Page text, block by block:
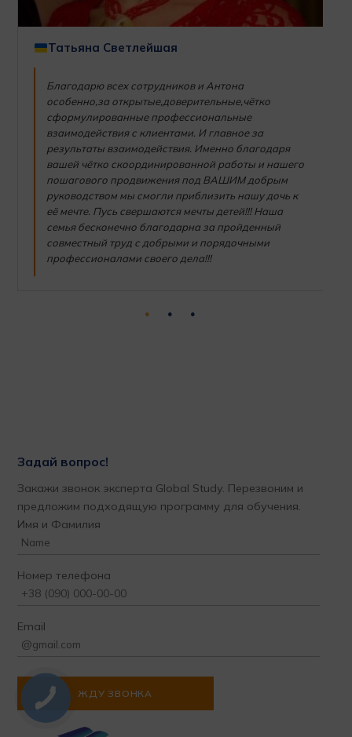
Татьяна Светлейшая
Благодарю всех сотрудников и Антона
особенно,за открытые,доверительные,чётко
сформулированные профессиональные
взаимодействия с клиентами. И главное за
результаты взаимодействия. Именно благодаря
вашей чётко скоординированной работы и нашего
пошагового продвижения под ВАШИМ добрым
руководством мы смогли приблизить нашу дочь к
её мечте. Пусь свершаются мечты детей!!! Наша
семья бесконечно благодарна за пройденный
совместный труд с добрыми и порядочными
профессионалами своего дела!!!
Задай вопрос!
Закажи звонок эксперта Global Study. Перезвоним и
предложим подходящую программу для обучения.
Имя и Фамилия
Номер телефона
Email